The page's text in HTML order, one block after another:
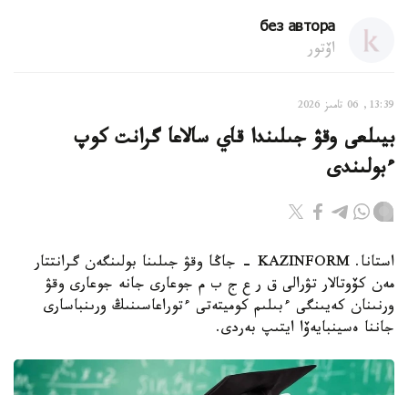
без автора
اۆتور
13:39, 06 تامىز 2026
بيىلعى وقۋ جىلىندا قاي سالاعا گرانت كوپ
ءبولىندى
استانا. KAZINFORM - جاڭا وقۋ جىلىنا بولىنگەن گرانتتار
مەن كۆوتالار تۋرالى ق ر ع ج ب م جوعارى جانە جوعارى وقۋ
ورنىنان كەيىنگى ءبىلىم كوميتەتى ءتوراعاسىنىڭ ورىنباسارى
جاننا ەسينبايەۆا ايتىپ بەردى.